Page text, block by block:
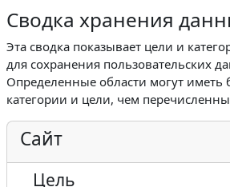
Сводка хранения
Эта сводка показывает цели и
для сохранения пользовательских
Определенные области могут иметь
категории и цели, чем
Сайт
Цель